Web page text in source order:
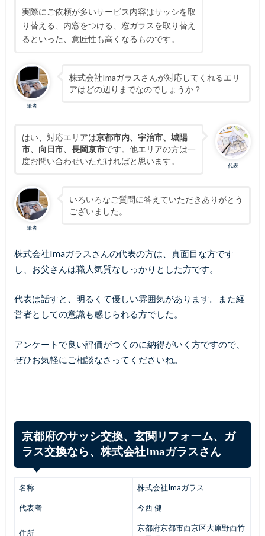
実際にご依頼が多いサービス内容はサッシを取
り替える、内窓をつける、窓ガラスを取り替え
るといった、意匠性も高くなるものです。
筆者
株式会社Imaガラスさんが対応してくれるエリ
アはどの辺りまでなのでしょうか？
代表
はい、対応エリアは京都市内、宇治市、城陽
市、向日市、長岡京市です。他エリアの方は一
度お問い合わせいただければと思います。
筆者
いろいろなご質問に答えていただきありがとう
ございました。
株式会社Imaガラスさんの代表の方は、真面目な方です
し、お父さんは職人気質なしっかりとした方です。
代表は話すと、明るくて優しい雰囲気があります。また経
営者としての意識も感じられる方でした。
アンケートで良い評価がつくのに納得がいく方ですので、
ぜひお気軽にご相談なさってくださいね。
京都府のサッシ交換、玄関リフォーム、ガ
ラス交換なら、株式会社Imaガラスさん
名称 株式会社Imaガラス
代表者 今西 健
住所
京都府京都市西京区大原野西竹